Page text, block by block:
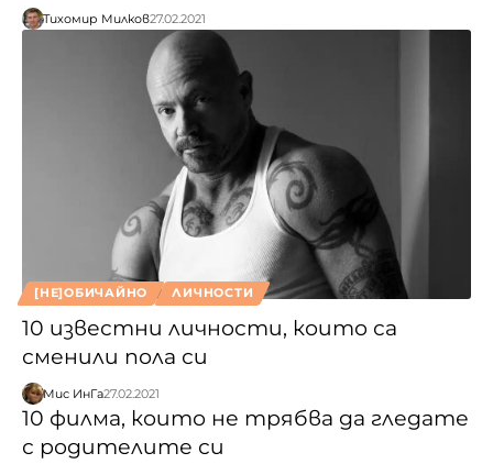
Тихомир Милков27.02.2021
[НЕ]ОБИЧАЙНО ЛИЧНОСТИ
10 известни личности, които са
сменили пола си
Мис ИнГа27.02.2021
10 филма, които не трябва да гледате
с родителите си